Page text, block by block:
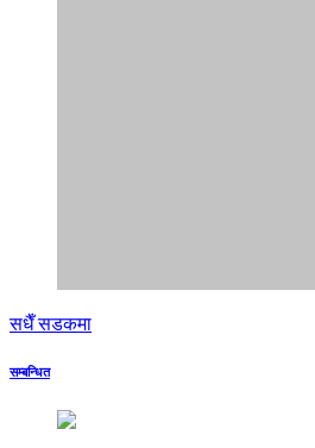
सधैँ सडकमा
सम्बन्धित